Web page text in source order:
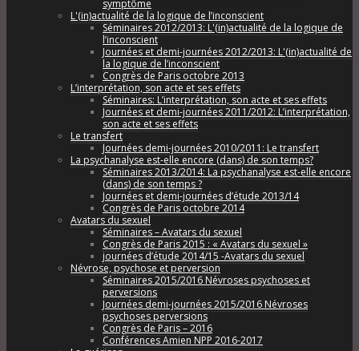
symptôme
L'(in)actualité de la logique de l’inconscient
Séminaires 2012/2013: L'(in)actualité de la logique de
l’inconscient
Journées et demi-journées 2012/2013: L'(in)actualité de
la logique de l’inconscient
Congrès de Paris octobre 2013
L’interprétation, son acte et ses effets
Séminaires: L’interprétation, son acte et ses effets
Journées et demi-journées 2011/2012: L’interprétation,
son acte et ses effets
Le transfert
Journées demi-journées 2010/2011: Le transfert
La psychanalyse est-elle encore (dans) de son temps?
Séminaires 2013/2014: La psychanalyse est-elle encore
(dans) de son temps ?
Journées et demi-journées d’étude 2013/14
Congrès de Paris octobre 2014
Avatars du sexuel
Séminaires – Avatars du sexuel
Congrès de Paris 2015 : « Avatars du sexuel »
journées d’étude 2014/15 -Avatars du sexuel
Névrose, psychose et perversion
Séminaires 2015/2016 Névroses psychoses et
perversions
Journées demi-journées 2015/2016 Névroses
psychoses perversions
Congrès de Paris – 2016
Conférences Amien NPP 2016-2017